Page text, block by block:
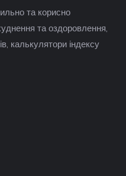
та корисно
та оздоровлення,
калькулятори індексу